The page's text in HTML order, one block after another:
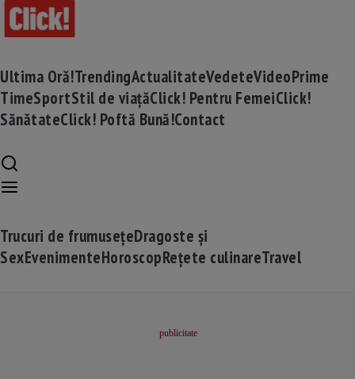
Ultima Oră!TrendingActualitateVedeteVideoPrime
TimeSportStil de viațăClick! Pentru FemeiClick!
SănătateClick! Poftă Bună!Contact
Trucuri de frumusețeDragoste și
SexEvenimenteHoroscopRețete culinareTravel